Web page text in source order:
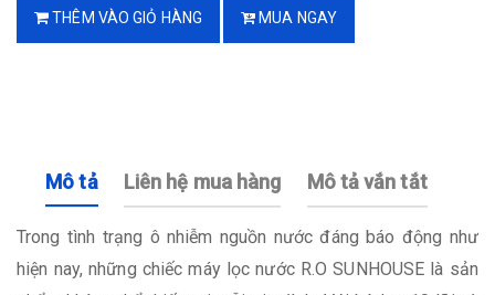
THÊM VÀO GIỎ HÀNG MUA NGAY
Mô tả Liên hệ mua hàng Mô tả vắn tắt
Trong tình trạng ô nhiễm nguồn nước đáng báo động như
hiện nay, những chiếc máy lọc nước R.O SUNHOUSE là sản